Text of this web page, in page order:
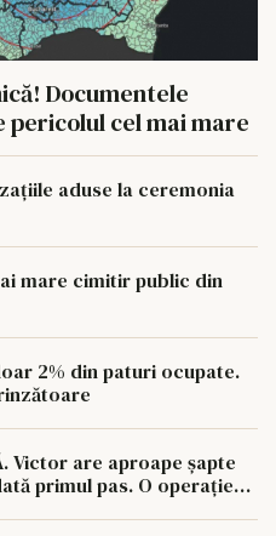
Documentele
cel mai mare
aduse la ceremonia
mare cimitir public din
2% din paturi ocupate.
Victor are aproape șapte
primul pas. O operație